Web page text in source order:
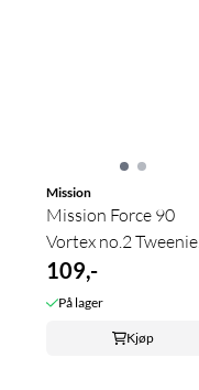
Mission
Mission Force 90
Vortex no.2 Tweenie
Clear Purple
109,-
På lager
Kjøp